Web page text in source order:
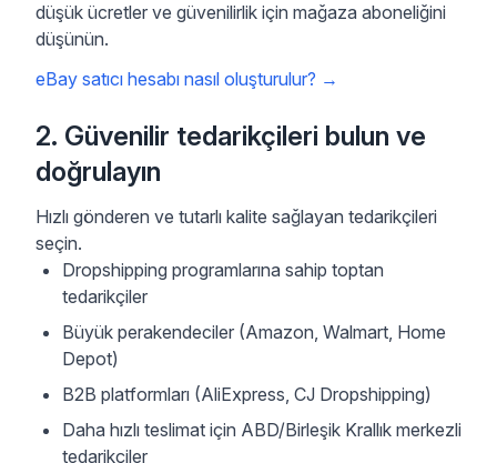
düşük ücretler ve güvenilirlik için mağaza aboneliğini
düşünün.
eBay satıcı hesabı nasıl oluşturulur? →
2. Güvenilir tedarikçileri bulun ve
doğrulayın
Hızlı gönderen ve tutarlı kalite sağlayan tedarikçileri
seçin.
Dropshipping programlarına sahip toptan
tedarikçiler
Büyük perakendeciler (Amazon, Walmart, Home
Depot)
B2B platformları (AliExpress, CJ Dropshipping)
Daha hızlı teslimat için ABD/Birleşik Krallık merkezli
tedarikçiler